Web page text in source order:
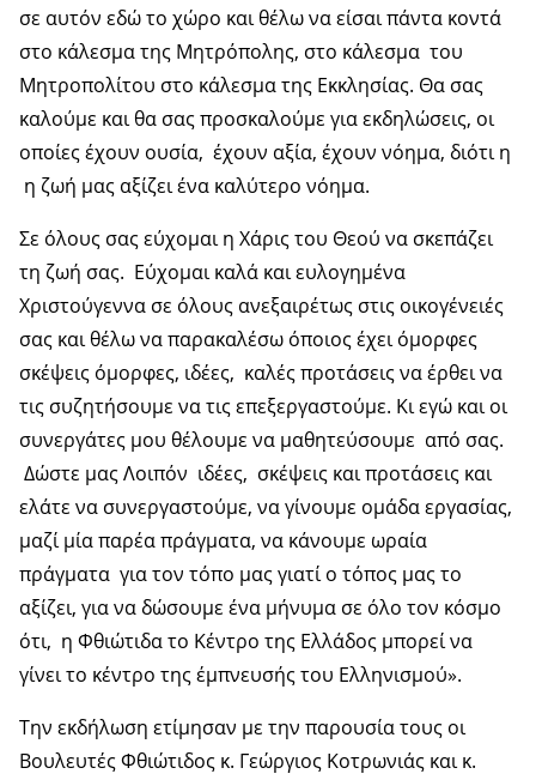
σε αυτόν εδώ το χώρο και θέλω να είσαι πάντα κοντά
στο κάλεσμα της Μητρόπολης, στο κάλεσμα του
Μητροπολίτου στο κάλεσμα της Εκκλησίας. Θα σας
καλούμε και θα σας προσκαλούμε για εκδηλώσεις, οι
οποίες έχουν ουσία, έχουν αξία, έχουν νόημα, διότι η
η ζωή μας αξίζει ένα καλύτερο νόημα.
Σε όλους σας εύχομαι η Χάρις του Θεού να σκεπάζει
τη ζωή σας. Εύχομαι καλά και ευλογημένα
Χριστούγεννα σε όλους ανεξαιρέτως στις οικογένειές
σας και θέλω να παρακαλέσω όποιος έχει όμορφες
σκέψεις όμορφες, ιδέες, καλές προτάσεις να έρθει να
τις συζητήσουμε να τις επεξεργαστούμε. Κι εγώ και οι
συνεργάτες μου θέλουμε να μαθητεύσουμε από σας.
Δώστε μας Λοιπόν ιδέες, σκέψεις και προτάσεις και
ελάτε να συνεργαστούμε, να γίνουμε ομάδα εργασίας,
μαζί μία παρέα πράγματα, να κάνουμε ωραία
πράγματα για τον τόπο μας γιατί ο τόπος μας το
αξίζει, για να δώσουμε ένα μήνυμα σε όλο τον κόσμο
ότι, η Φθιώτιδα το Κέντρο της Ελλάδος μπορεί να
γίνει το κέντρο της έμπνευσής του Ελληνισμού».
Την εκδήλωση ετίμησαν με την παρουσία τους οι
Βουλευτές Φθιώτιδος κ. Γεώργιος Κοτρωνιάς και κ.